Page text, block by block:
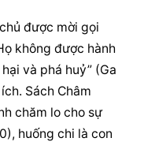
được mời gọi
không được hành
và phá huỷ” (Ga
Sách Châm
chăm lo cho sự
huống chi là con